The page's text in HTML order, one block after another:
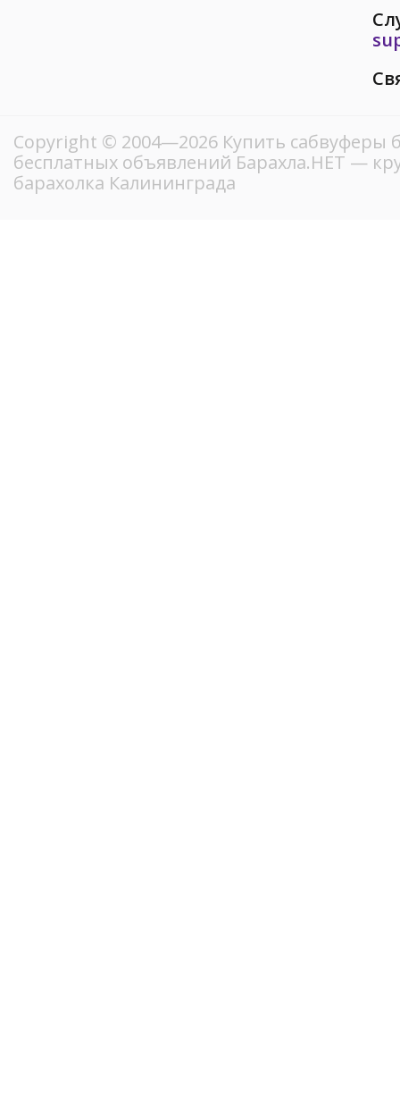
Copyright © 2004—2026 Купить сабвуферы
бесплатных объявлений Барахла.НЕТ —
барахолка Калининграда